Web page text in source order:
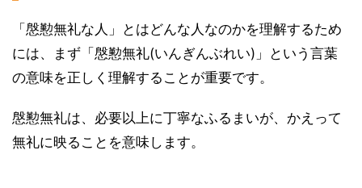
「慇懃無礼な人」とはどんな人なのかを理解するため
には、まず「慇懃無礼(いんぎんぶれい)」という言葉
の意味を正しく理解することが重要です。
慇懃無礼は、必要以上に丁寧なふるまいが、かえって
無礼に映ることを意味します。